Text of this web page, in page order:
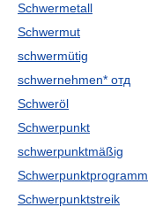
Schwermetall
Schwermut
schwermütig
schwernehmen* отд
Schweröl
Schwerpunkt
schwerpunktmäßig
Schwerpunktprogramm
Schwerpunktstreik